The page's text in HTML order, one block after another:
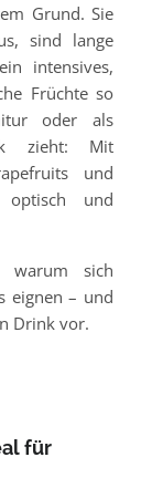
Grund. Sie
sind lange
intensives,
Früchte so
oder als
zieht: Mit
und
und
sich
eignen – und
Drink vor.
für